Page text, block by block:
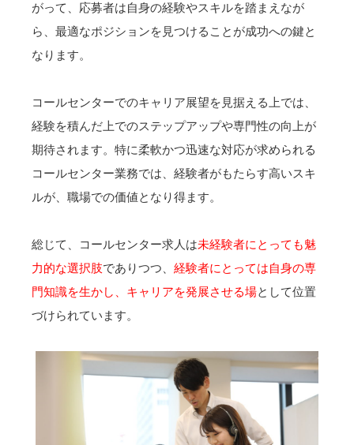
がって、応募者は自身の経験やスキルを踏まえなが
ら、最適なポジションを見つけることが成功への鍵と
なります。
コールセンターでのキャリア展望を見据える上では、
経験を積んだ上でのステップアップや専門性の向上が
期待されます。特に柔軟かつ迅速な対応が求められる
コールセンター業務では、経験者がもたらす高いスキ
ルが、職場での価値となり得ます。
総じて、コールセンター求人は未経験者にとっても魅
力的な選択肢でありつつ、 経験者にとっては自身の専
門知識を生かし、キャリアを発展させる場として位置
づけられています。